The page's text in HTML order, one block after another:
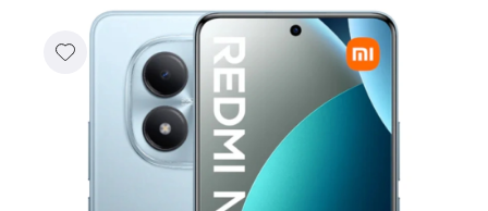
Реквизиты
Контакты
Гарантия